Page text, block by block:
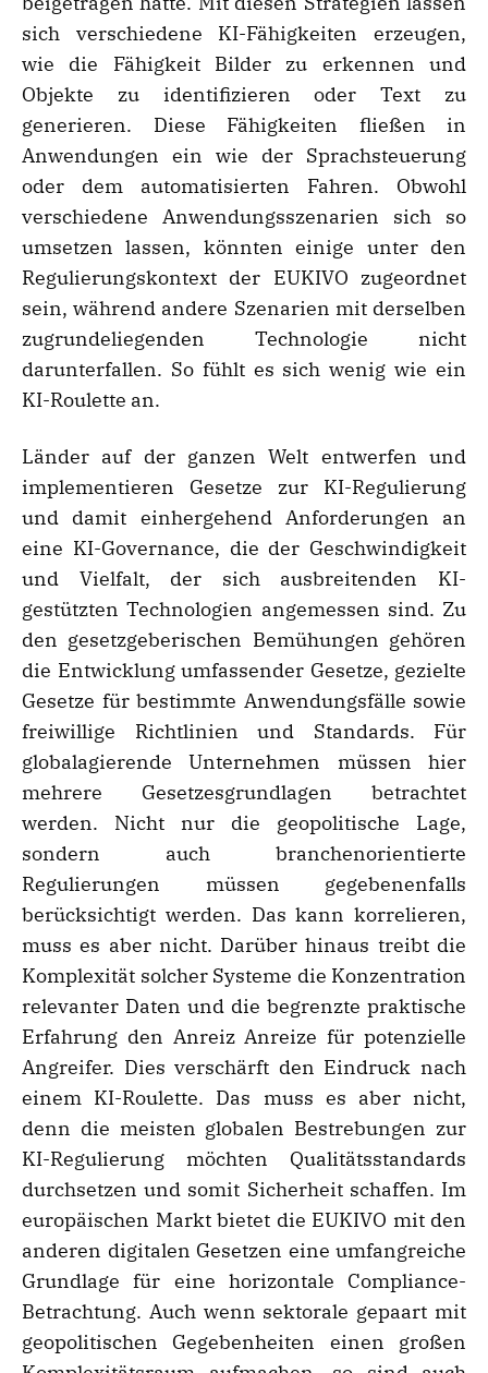
sich verschiedene KI-Fähigkeiten erzeugen,
wie die Fähigkeit Bilder zu erkennen und
Objekte zu identifizieren oder Text zu
generieren. Diese Fähigkeiten fließen in
Anwendungen ein wie der Sprachsteuerung
oder dem automatisierten Fahren. Obwohl
verschiedene Anwendungsszenarien sich so
umsetzen lassen, könnten einige unter den
Regulierungskontext der EUKIVO zugeordnet
sein, während andere Szenarien mit derselben
zugrundeliegenden Technologie nicht
darunterfallen. So fühlt es sich wenig wie ein
KI-Roulette an.
Länder auf der ganzen Welt entwerfen und
implementieren Gesetze zur KI-Regulierung
und damit einhergehend Anforderungen an
eine KI-Governance, die der Geschwindigkeit
und Vielfalt, der sich ausbreitenden KI-
gestützten Technologien angemessen sind. Zu
den gesetzgeberischen Bemühungen gehören
die Entwicklung umfassender Gesetze, gezielte
Gesetze für bestimmte Anwendungsfälle sowie
freiwillige Richtlinien und Standards. Für
globalagierende Unternehmen müssen hier
mehrere Gesetzesgrundlagen betrachtet
werden. Nicht nur die geopolitische Lage,
sondern auch branchenorientierte
Regulierungen müssen gegebenenfalls
berücksichtigt werden. Das kann korrelieren,
muss es aber nicht. Darüber hinaus treibt die
Komplexität solcher Systeme die Konzentration
relevanter Daten und die begrenzte praktische
Erfahrung den Anreiz Anreize für potenzielle
Angreifer. Dies verschärft den Eindruck nach
einem KI-Roulette. Das muss es aber nicht,
denn die meisten globalen Bestrebungen zur
KI-Regulierung möchten Qualitätsstandards
durchsetzen und somit Sicherheit schaffen. Im
europäischen Markt bietet die EUKIVO mit den
anderen digitalen Gesetzen eine umfangreiche
Grundlage für eine horizontale Compliance-
Betrachtung. Auch wenn sektorale gepaart mit
geopolitischen Gegebenheiten einen großen